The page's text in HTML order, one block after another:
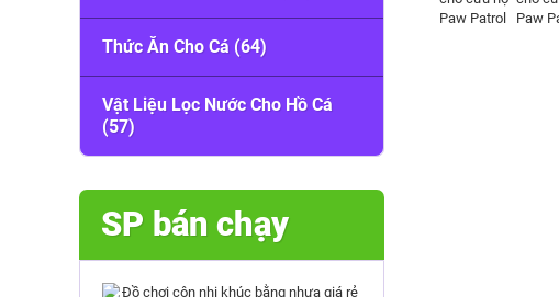
Thức Ăn Cho Cá (64)
Vật Liệu Lọc Nước Cho Hồ Cá
(57)
SP bán chạy